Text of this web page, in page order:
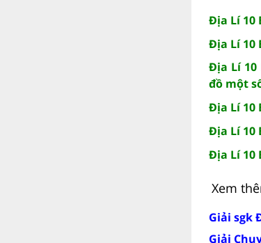
Địa Lí 10
Địa Lí 10
Địa Lí
đồ một
Địa Lí 10
Địa Lí 10
Địa Lí 10
Xem
Giải sgk
Giải